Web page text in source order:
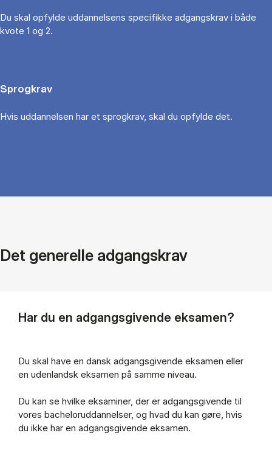
Du skal opfylde uddannelsens specifikke adgangskrav i både
kvote 1 og 2.
Sprogkrav
Hvis uddannelsen har et sprogkrav, skal du opfylde det.
Det generelle adgangskrav
Har du en adgangsgivende eksamen?
Du skal have en dansk adgangsgivende ek­sa­men el­ler
en uden­land­sk ek­sa­men på sam­me ni­veau.
Du kan se hvil­ke ek­sa­mi­ner, der er ad­gangs­gi­ven­de til
vores bachelor­uddannelser, og hvad du kan gøre, hvis
du ikke har en ad­gangs­gi­ven­de ek­sa­men.